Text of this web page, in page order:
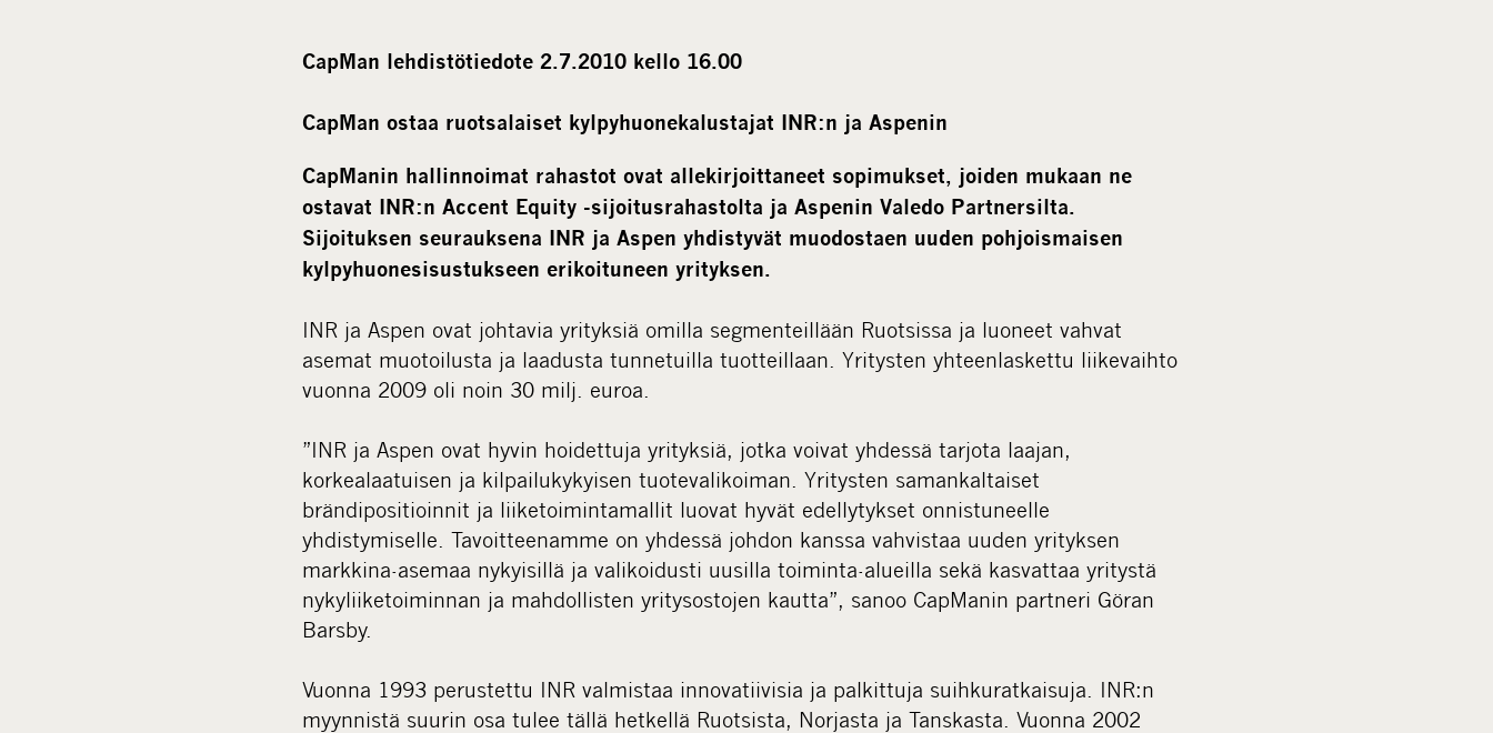
CapMan lehdistötiedote 2.7.2010 kello 16.00
CapMan ostaa ruotsalaiset kylpyhuonekalustajat INR:n ja Aspenin
CapManin hallinnoimat rahastot ovat allekirjoittaneet sopimukset, joiden mukaan ne
ostavat INR:n Accent Equity -sijoitusrahastolta ja Aspenin Valedo Partnersilta.
Sijoituksen seurauksena INR ja Aspen yhdistyvät muodostaen uuden pohjoismaisen
kylpyhuonesisustukseen erikoituneen yrityksen.
INR ja Aspen ovat johtavia yrityksiä omilla segmenteillään Ruotsissa ja luoneet vahvat
asemat muotoilusta ja laadusta tunnetuilla tuotteillaan. Yritysten yhteenlaskettu liikevaihto
vuonna 2009 oli noin 30 milj. euroa.
”INR ja Aspen ovat hyvin hoidettuja yrityksiä, jotka voivat yhdessä tarjota laajan,
korkealaatuisen ja kilpailukykyisen tuotevalikoiman. Yritysten samankaltaiset
brändipositioinnit ja liiketoimintamallit luovat hyvät edellytykset onnistuneelle
yhdistymiselle. Tavoitteenamme on yhdessä johdon kanssa vahvistaa uuden yrityksen
markkina-asemaa nykyisillä ja valikoidusti uusilla toiminta-alueilla sekä kasvattaa yritystä
nykyliiketoiminnan ja mahdollisten yritysostojen kautta”, sanoo CapManin partneri Göran
Barsby.
Vuonna 1993 perustettu INR valmistaa innovatiivisia ja palkittuja suihkuratkaisuja. INR:n
myynnistä suurin osa tulee tällä hetkellä Ruotsista, Norjasta ja Tanskasta. Vuonna 2002